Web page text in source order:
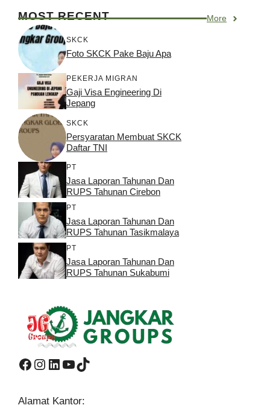
MOST RECENT More
SKCK
Foto SKCK Pake Baju Apa
PEKERJA MIGRAN
Gaji Visa Engineering Di
Jepang
SKCK
Persyaratan Membuat SKCK
Daftar TNI
PT
Jasa Laporan Tahunan Dan
RUPS Tahunan Cirebon
PT
Jasa Laporan Tahunan Dan
RUPS Tahunan Tasikmalaya
PT
Jasa Laporan Tahunan Dan
RUPS Tahunan Sukabumi
Facebook
Instagram
LinkedIn
YouTube
TikTok
Alamat Kantor: